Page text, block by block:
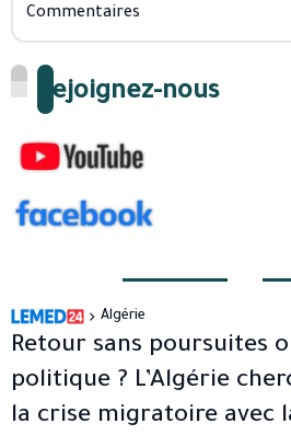
Commentaires
Rejoignez-nous
Algérie
Retour sans poursuites
politique ? L’Algérie
la crise migratoire avec